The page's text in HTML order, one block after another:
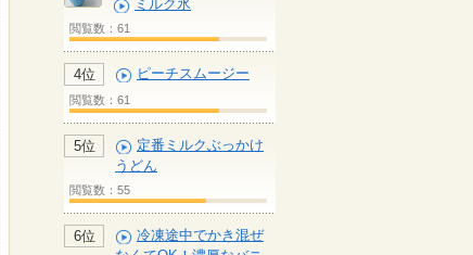
ミルク氷
閲覧数：61
4位 ピーチスムージー
閲覧数：61
5位
定番ミルクぶっかけ
うどん
閲覧数：55
6位
冷凍途中でかき混ぜ